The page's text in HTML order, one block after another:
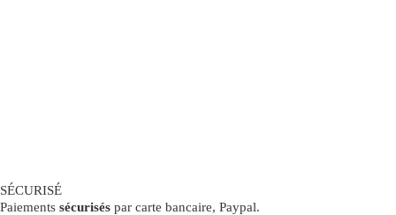
SÉCURISÉ
Paiements sécurisés par carte bancaire, Paypal.